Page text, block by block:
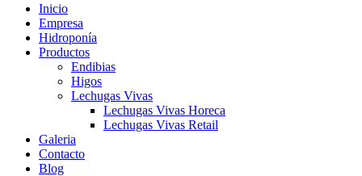
Inicio
Empresa
Hidroponía
Productos
Endibias
Higos
Lechugas Vivas
Lechugas Vivas Horeca
Lechugas Vivas Retail
Galeria
Contacto
Blog